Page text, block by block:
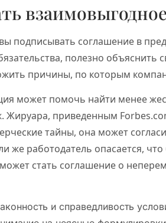
подписывать соглашение в
полезно объяснить
причины, по которым
может помочь найти менее
Жируара, приведенным
тайны, она может
же работодатель опасается,
стать соглашение о
и справедливость